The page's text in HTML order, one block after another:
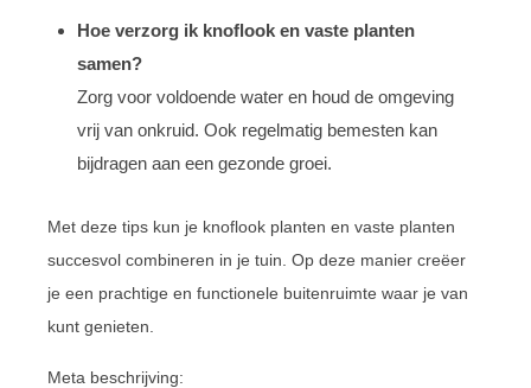
Hoe verzorg ik knoflook en vaste planten
samen?
Zorg voor voldoende water en houd de omgeving
vrij van onkruid. Ook regelmatig bemesten kan
bijdragen aan een gezonde groei.
Met deze tips kun je knoflook planten en vaste planten
succesvol combineren in je tuin. Op deze manier creëer
je een prachtige en functionele buitenruimte waar je van
kunt genieten.
Meta beschrijving: